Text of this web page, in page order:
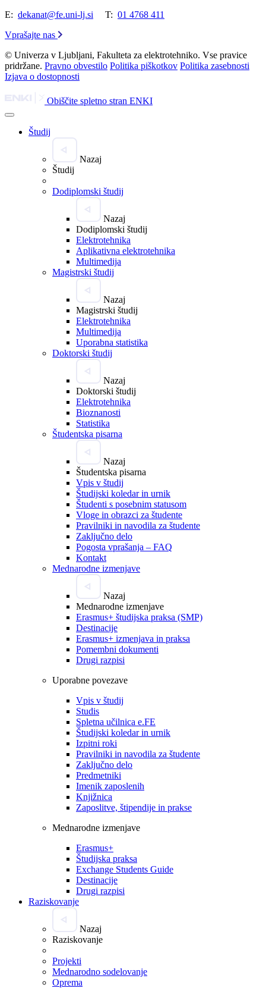
E: dekanat@fe.uni-lj.si T: 01 4768 411
Vprašajte nas
© Univerza v Ljubljani, Fakulteta za elektrotehniko. Vse pravice
pridržane. Pravno obvestilo Politika piškotkov Politika zasebnosti
Izjava o dostopnosti
Obiščite spletno stran ENKI
Študij
Nazaj
Študij
Dodiplomski študij
Nazaj
Dodiplomski študij
Elektrotehnika
Aplikativna elektrotehnika
Multimedija
Magistrski študij
Nazaj
Magistrski študij
Elektrotehnika
Multimedija
Uporabna statistika
Doktorski študij
Nazaj
Doktorski študij
Elektrotehnika
Bioznanosti
Statistika
Študentska pisarna
Nazaj
Študentska pisarna
Vpis v študij
Študijski koledar in urnik
Študenti s posebnim statusom
Vloge in obrazci za študente
Pravilniki in navodila za študente
Zaključno delo
Pogosta vprašanja – FAQ
Kontakt
Mednarodne izmenjave
Nazaj
Mednarodne izmenjave
Erasmus+ študijska praksa (SMP)
Destinacije
Erasmus+ izmenjava in praksa
Pomembni dokumenti
Drugi razpisi
Uporabne povezave
Vpis v študij
Studis
Spletna učilnica e.FE
Študijski koledar in urnik
Izpitni roki
Pravilniki in navodila za študente
Zaključno delo
Predmetniki
Imenik zaposlenih
Knjižnica
Zaposlitve, štipendije in prakse
Mednarodne izmenjave
Erasmus+
Študijska praksa
Exchange Students Guide
Destinacije
Drugi razpisi
Raziskovanje
Nazaj
Raziskovanje
Projekti
Mednarodno sodelovanje
Oprema